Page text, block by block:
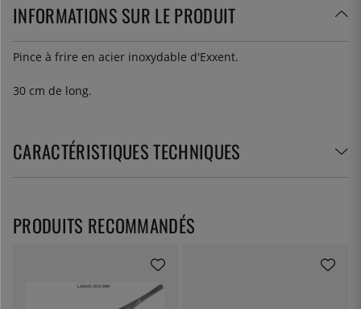
INFORMATIONS SUR LE PRODUIT
Pince à frire en acier inoxydable d'Exxent.
30 cm de long.
CARACTÉRISTIQUES TECHNIQUES
PRODUITS RECOMMANDÉS